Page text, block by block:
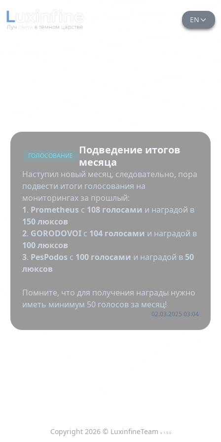
EN
ГОЛОСОВАНИЕ
Подведение итогов
месяца
Наступил новый месяц, следовательно, пора
подвести итоги голосования на
мониторингах за прошлый:
1. Prometheus с 108 голосами и наградой в
150 люксов
2. GORODOVOIс 104 голосами и наградой в
100 люксов
3. PesPodos с 100 голосами и наградой в 50
люксов
Помните, что для получения награды нужно
иметь минимум 50 голосов за месяц!
02.03.2025 03:04
Copyright 2026© LuxinfineTeam v 1.5.0